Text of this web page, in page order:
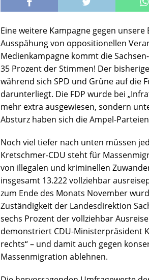
Eine weitere Kampagne gegen
Ausspähung von oppositionellen
Medienkampagne kommt die
35 Prozent der Stimmen! Der
während sich SPD und Grüne auf die
darunterliegt. Die FDP wurde bei
mehr extra ausgewiesen, sondern
Absturz haben sich die Ampel-
Noch viel tiefer nach unten müssen
Kretschmer-CDU steht für
von illegalen und kriminellen
insgesamt 13.222 vollziehbar
zum Ende des Monats November
Zuständigkeit der Landesdirektion
sechs Prozent der vollziehbar
demonstriert CDU-Ministerpräsident
rechts“ – und damit auch gegen
Massenmigration ablehnen.